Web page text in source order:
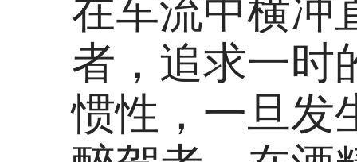
者，追求一时
惯性，一旦发